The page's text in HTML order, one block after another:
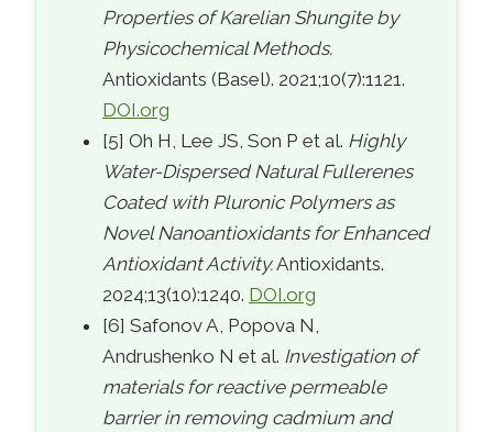
Properties of Karelian Shungite by
Physicochemical Methods.
Antioxidants (Basel). 2021;10(7):1121.
DOI.org
[5] Oh H, Lee JS, Son P et al. Highly
Water-Dispersed Natural Fullerenes
Coated with Pluronic Polymers as
Novel Nanoantioxidants for Enhanced
Antioxidant Activity.Antioxidants.
2024;13(10):1240. DOI.org
[6] Safonov A, Popova N,
Andrushenko N et al. Investigation of
materials for reactive permeable
barrier in removing cadmium and